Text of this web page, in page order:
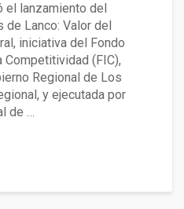
lanzamiento del
Lanco: Valor del
iniciativa del Fondo
Competitividad (FIC),
Regional de Los
y ejecutada por
de …